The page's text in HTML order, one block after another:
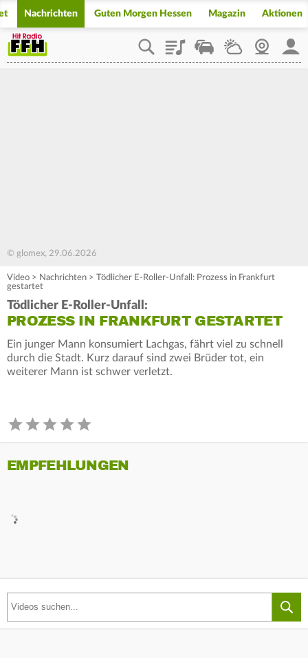
Nachrichten Guten Morgen Hessen Magazin Aktionen
PlaylistStaupilotWetterWebcam
© glomex, 29.06.2026
Video > Nachrichten > Tödlicher E-Roller-Unfall: Prozess in Frankfurt
gestartet
Tödlicher E-Roller-Unfall:
PROZESS IN FRANKFURT GESTARTET
Ein junger Mann konsumiert Lachgas, fährt viel zu schnell
durch die Stadt. Kurz darauf sind zwei Brüder tot, ein
weiterer Mann ist schwer verletzt.
EMPFEHLUNGEN